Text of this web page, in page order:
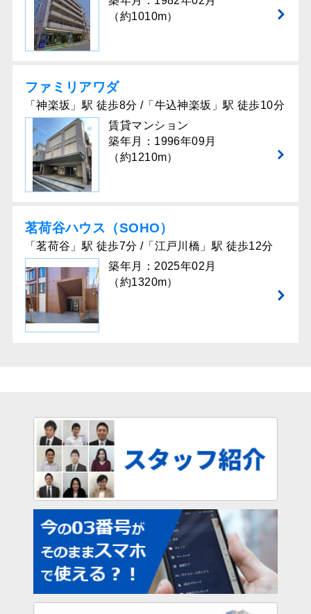
（約1010m）
ファミリアワダ
「神楽坂」駅 徒歩8分 /「牛込神楽坂」駅 徒歩10分
賃貸マンション
築年月：1996年09月
（約1210m）
茗荷谷ハウス（SOHO）
「茗荷谷」駅 徒歩7分 /「江戸川橋」駅 徒歩12分
築年月：2025年02月
（約1320m）